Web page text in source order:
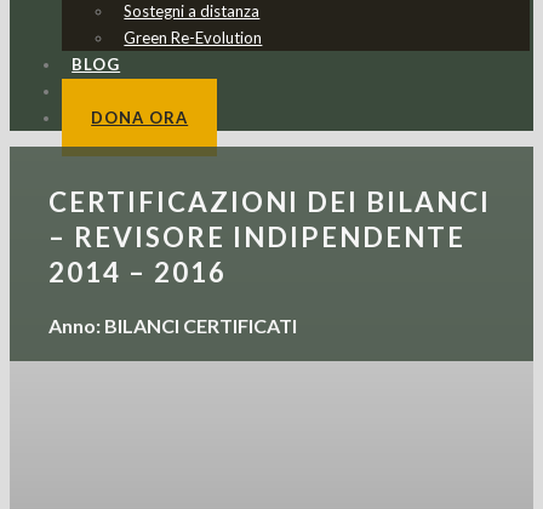
Sostegni a distanza
Green Re-Evolution
BLOG
DONA ORA
CERTIFICAZIONI DEI BILANCI
– REVISORE INDIPENDENTE
2014 – 2016
Anno: BILANCI CERTIFICATI